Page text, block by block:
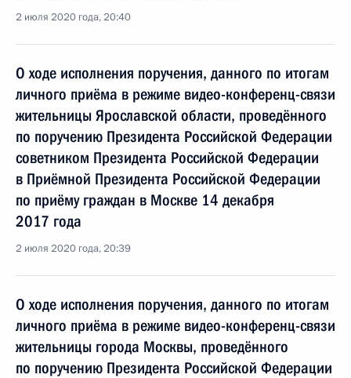
2 июля 2020 года, 20:40
О ходе исполнения поручения, данного по итогам
личного приёма в режиме видео-конференц-связи
жительницы Ярославской области, проведённого
по поручению Президента Российской Федерации
советником Президента Российской Федерации
в Приёмной Президента Российской Федерации
по приёму граждан в Москве 14 декабря
2017 года
2 июля 2020 года, 20:39
О ходе исполнения поручения, данного по итогам
личного приёма в режиме видео-конференц-связи
жительницы города Москвы, проведённого
по поручению Президента Российской Федерации